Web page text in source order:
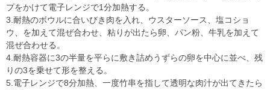
プをかけて電子レンジで1分加熱する。
3.耐熱のボウルに合いびき肉を入れ、ウスターソース、塩コショ
ウ、を加えて混ぜ合わせ、粘りが出たら卵、パン粉、牛乳を加えて
混ぜ合わせる。
4.耐熱容器に3の半量を平らに敷き詰めうずらの卵を中心に並べ、残
りの3を乗せて形を整える。
5.電子レンジで8分加熱、一度竹串を指して透明な肉汁が出てきたら